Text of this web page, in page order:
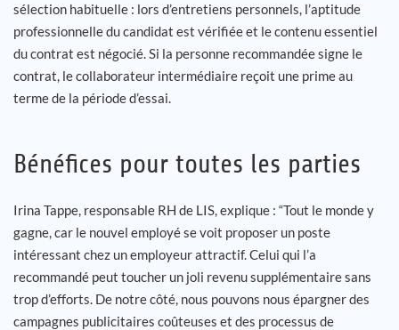
sélection habituelle : lors d’entretiens personnels, l’aptitude
professionnelle du candidat est vérifiée et le contenu essentiel
du contrat est négocié. Si la personne recommandée signe le
contrat, le collaborateur intermédiaire reçoit une prime au
terme de la période d’essai.
Bénéfices pour toutes les parties
Irina Tappe, responsable RH de LIS, explique : “Tout le monde y
gagne, car le nouvel employé se voit proposer un poste
intéressant chez un employeur attractif. Celui qui l’a
recommandé peut toucher un joli revenu supplémentaire sans
trop d’efforts. De notre côté, nous pouvons nous épargner des
campagnes publicitaires coûteuses et des processus de